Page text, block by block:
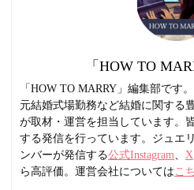
「HOW TO
「HOW TO MARRY」編集部です
元結婚式場勤務など結婚に関する
が取材・運営を担当しています。
する発信を行っています。ジュエ
ンバーが発信する公式Instagram、 X
ら高評価。運営会社については こ